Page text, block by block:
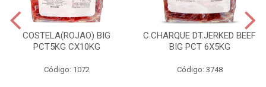
COSTELA(ROJAO) BIG
PCT5KG CX10KG
Código: 1072
C.CHARQUE DT.JERKED BEEF
BIG PCT 6X5KG
Código: 3748